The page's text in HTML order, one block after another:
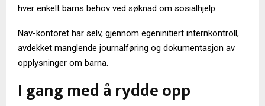
hver enkelt barns behov ved søknad om sosialhjelp.
Nav-kontoret har selv, gjennom egeninitiert internkontroll,
avdekket manglende journalføring og dokumentasjon av
opplysninger om barna.
I gang med å rydde opp